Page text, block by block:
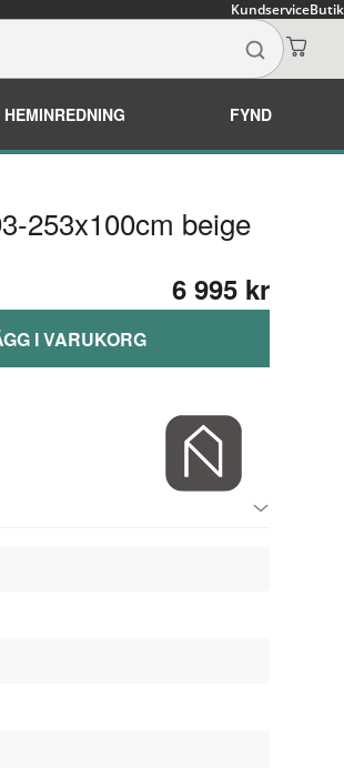
KundserviceButik
HEMINREDNING FYND
253x100cm beige
6 995 kr
I VARUKORG